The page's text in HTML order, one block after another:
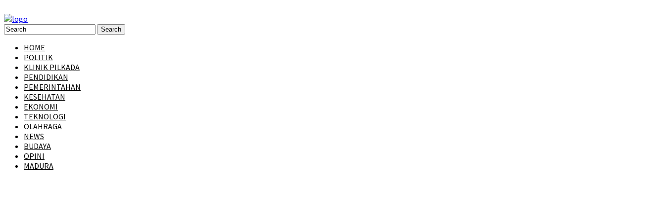
HOME
POLITIK
KLINIK PILKADA
PENDIDIKAN
PEMERINTAHAN
KESEHATAN
EKONOMI
TEKNOLOGI
OLAHRAGA
NEWS
BUDAYA
OPINI
MADURA